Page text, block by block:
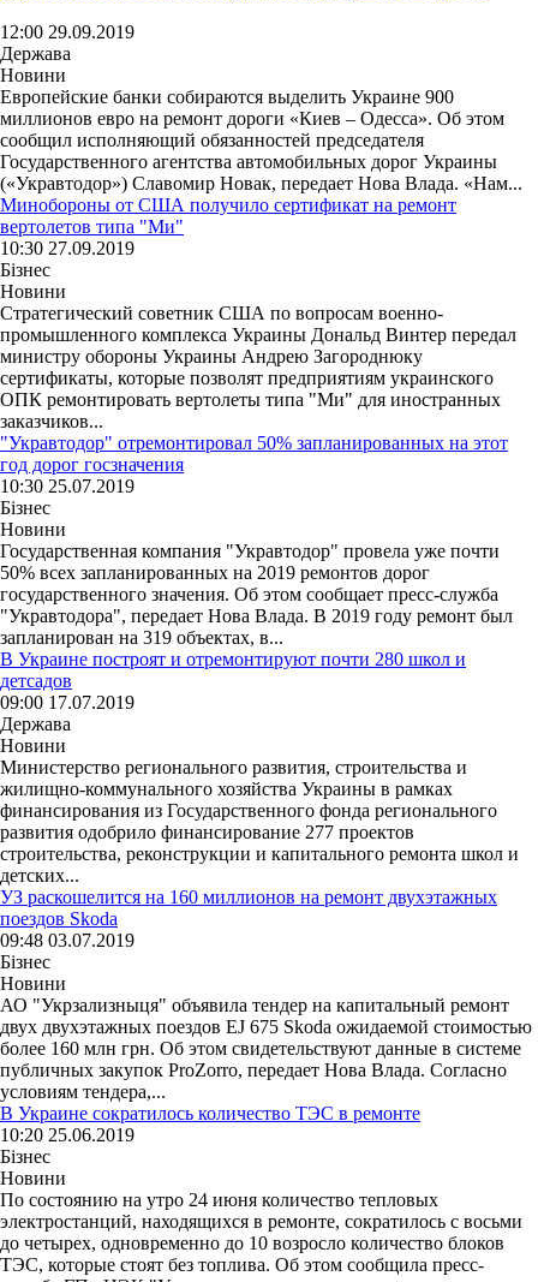
12:00 29.09.2019
Держава
Новини
Европейские банки собираются выделить Украине 900
миллионов евро на ремонт дороги «Киев – Одесса». Об этом
сообщил исполняющий обязанностей председателя
Государственного агентства автомобильных дорог Украины
(«Укравтодор») Славомир Новак, передает Нова Влада. «Нам...
Минобороны от США получило сертификат на ремонт
вертолетов типа "Ми"
10:30 27.09.2019
Бізнес
Новини
Стратегический советник США по вопросам военно-
промышленного комплекса Украины Дональд Винтер передал
министру обороны Украины Андрею Загороднюку
сертификаты, которые позволят предприятиям украинского
ОПК ремонтировать вертолеты типа "Ми" для иностранных
заказчиков...
"Укравтодор" отремонтировал 50% запланированных на этот
год дорог госзначения
10:30 25.07.2019
Бізнес
Новини
Государственная компания "Укравтодор" провела уже почти
50% всех запланированных на 2019 ремонтов дорог
государственного значения. Об этом сообщает пресс-служба
"Укравтодора", передает Нова Влада. В 2019 году ремонт был
запланирован на 319 объектах, в...
В Украине построят и отремонтируют почти 280 школ и
детсадов
09:00 17.07.2019
Держава
Новини
Министерство регионального развития, строительства и
жилищно-коммунального хозяйства Украины в рамках
финансирования из Государственного фонда регионального
развития одобрило финансирование 277 проектов
строительства, реконструкции и капитального ремонта школ и
детских...
УЗ раскошелится на 160 миллионов на ремонт двухэтажных
поездов Skoda
09:48 03.07.2019
Бізнес
Новини
АО "Укрзализныця" объявила тендер на капитальный ремонт
двух двухэтажных поездов EJ 675 Skoda ожидаемой стоимостью
более 160 млн грн. Об этом свидетельствуют данные в системе
публичных закупок ProZorro, передает Нова Влада. Согласно
условиям тендера,...
В Украине сократилось количество ТЭС в ремонте
10:20 25.06.2019
Бізнес
Новини
По состоянию на утро 24 июня количество тепловых
электростанций, находящихся в ремонте, сократилось с восьми
до четырех, одновременно до 10 возросло количество блоков
ТЭС, которые стоят без топлива. Об этом сообщила пресс-